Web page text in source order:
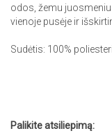
odos, žemu
vienoje pusėje ir
Sudėtis: 100%
Palikite atsiliepimą: